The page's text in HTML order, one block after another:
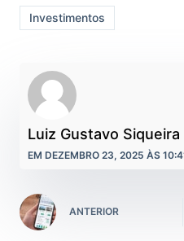
Investimentos
Luiz Gustavo Siqueira
EM DEZEMBRO 23, 2025 ÀS
ANTERIOR